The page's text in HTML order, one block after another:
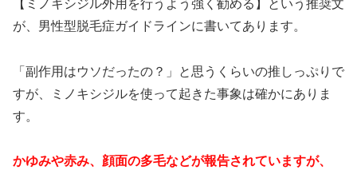
【ミノキシジル外用を行うよう強く勧める】という推奨文
が、男性型脱毛症ガイドラインに書いてあります。
「副作用はウソだったの？」と思うくらいの推しっぷりで
すが、ミノキシジルを使って起きた事象は確かにありま
す。
かゆみや赤み、顔面の多毛などが報告されていますが、